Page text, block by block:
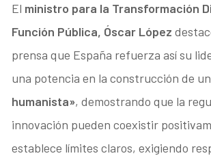
El ministro para la Transformación
Función Pública, Óscar López
prensa que España refuerza así su
una potencia en la construcción de
humanista», demostrando que la
innovación pueden coexistir
establece límites claros, exigiendo